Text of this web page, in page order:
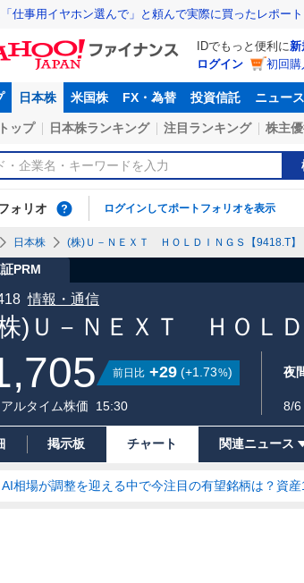
仕事用イヤホン選んで」と頼んで実際に買ったレポート
IDでもっと便利に新
ログイン
初回購
日本株 米国株 FX・為替 投資信託 ニュース
ップ 日本株ランキング 注目ランキング 株主
ォリオ ログインしてポートフォリオを表示
日本株 (株)Ｕ－ＮＥＸＴ ＨＯＬＤＩＮＧＳ【9418.T】
PRM
)Ｕ－ＮＥＸＴ ＨＯＬＤ
情報・通信
前日比 +29 (+1.73%)
アルタイム株価 15:30
夜
8/6
掲示板 チャート 関連ニュース
AI相場が調整を迎える中で今注目の有望銘柄は？資